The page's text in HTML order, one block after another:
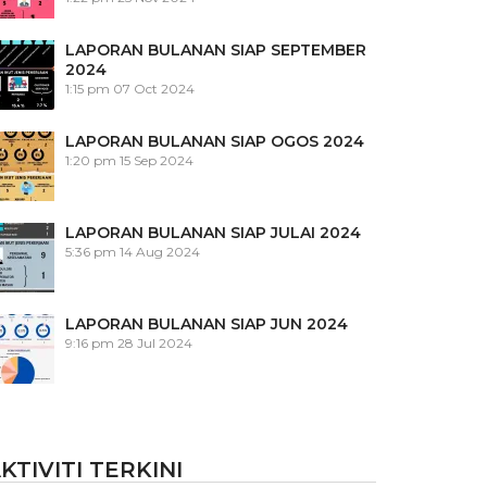
LAPORAN BULANAN SIAP SEPTEMBER
2024
1:15 pm 07 Oct 2024
LAPORAN BULANAN SIAP OGOS 2024
1:20 pm 15 Sep 2024
LAPORAN BULANAN SIAP JULAI 2024
5:36 pm 14 Aug 2024
LAPORAN BULANAN SIAP JUN 2024
9:16 pm 28 Jul 2024
TERKINI